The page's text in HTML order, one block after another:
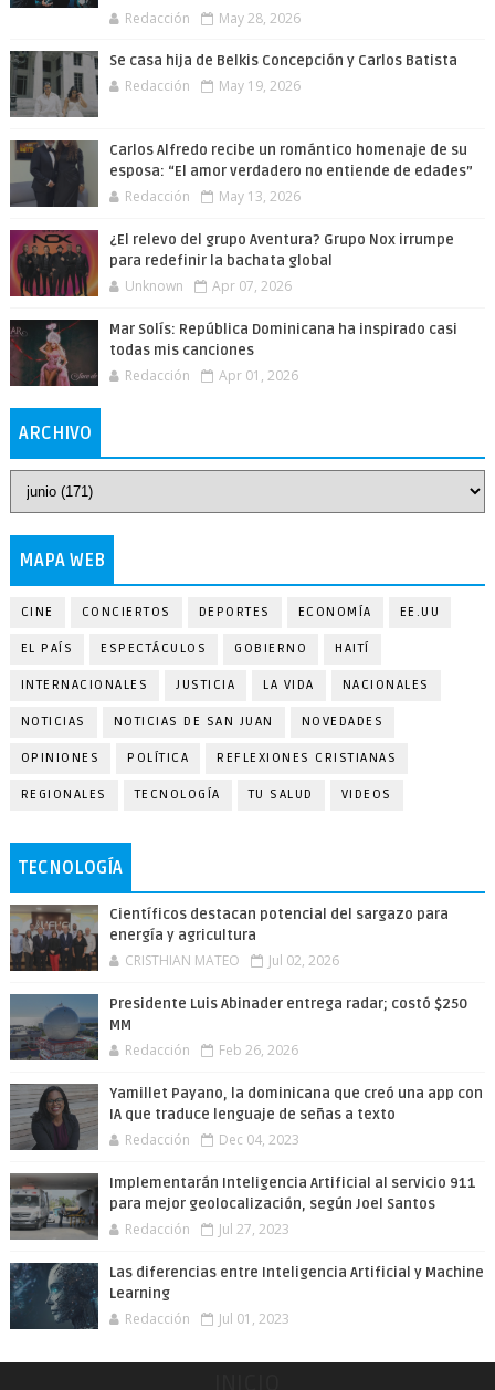
Redacción May 28, 2026
Se casa hija de Belkis Concepción y Carlos Batista
Redacción May 19, 2026
Carlos Alfredo recibe un romántico homenaje de su
esposa: “El amor verdadero no entiende de edades”
Redacción May 13, 2026
¿El relevo del grupo Aventura? Grupo Nox irrumpe
para redefinir la bachata global
Unknown Apr 07, 2026
Mar Solís: República Dominicana ha inspirado casi
todas mis canciones
Redacción Apr 01, 2026
ARCHIVO
MAPA WEB
CINE CONCIERTOS DEPORTES ECONOMÍA EE.UU
EL PAÍS ESPECTÁCULOS GOBIERNO HAITÍ
INTERNACIONALES JUSTICIA LA VIDA NACIONALES
NOTICIAS NOTICIAS DE SAN JUAN NOVEDADES
OPINIONES POLÍTICA REFLEXIONES CRISTIANAS
REGIONALES TECNOLOGÍA TU SALUD VIDEOS
TECNOLOGÍA
Científicos destacan potencial del sargazo para
energía y agricultura
CRISTHIAN MATEO Jul 02, 2026
Presidente Luis Abinader entrega radar; costó $250
MM
Redacción Feb 26, 2026
Yamillet Payano, la dominicana que creó una app con
IA que traduce lenguaje de señas a texto
Redacción Dec 04, 2023
Implementarán Inteligencia Artificial al servicio 911
para mejor geolocalización, según Joel Santos
Redacción Jul 27, 2023
Las diferencias entre Inteligencia Artificial y Machine
Learning
Redacción Jul 01, 2023